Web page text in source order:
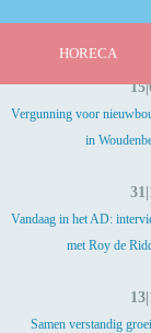
HORECA
Vergunning voor
in
Vandaag in het AD:
met Roy de
Samen verstandig